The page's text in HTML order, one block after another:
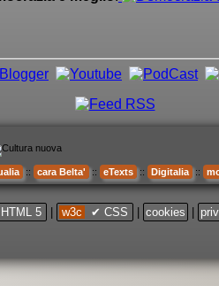
:: cara Belta' :: eTexts :: Digitalia ::
5 w3c ✔ CSS cookies